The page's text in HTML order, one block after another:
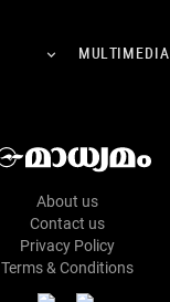
MULTIMEDIA
About us
Contact us
Privacy Policy
Terms & Conditions